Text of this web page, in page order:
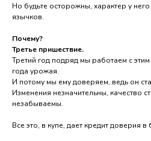
Но будьте осторожны, характер у
язычков.
Почему?
Третье пришествие.
Третий год подряд мы работаем с
года урожая.
И потому мы ему доверяем, ведь он
Изменения незначительны, качество
незабываемы.
Все это, в купе, дает кредит доверия